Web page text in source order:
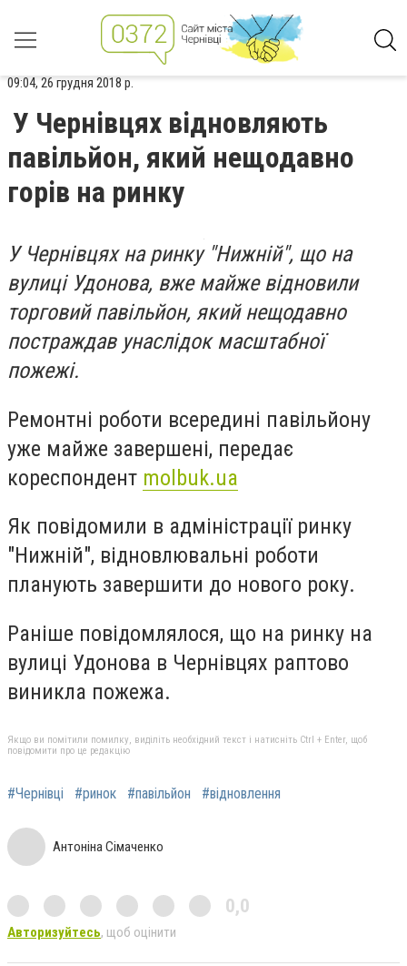
09:04, 26 грудня 2018 р.
У Чернівцях відновляють
павільйон, який нещодавно
горів на ринку
У Чернівцях на ринку "Нижній", що на
вулиці Удонова, вже майже відновили
торговий павільйон, який нещодавно
постраждав унаслідок масштабної
пожежі.
Ремонтні роботи всередині павільйону
уже майже завершені, передає
кореспондент molbuk.ua
Як повідомили в адміністрації ринку
"Нижній", відновлювальні роботи
планують завершити до нового року.
Раніше повідомлялося, що на ринку на
вулиці Удонова в Чернівцях раптово
виникла пожежа.
Якщо ви помітили помилку, виділіть необхідний текст і натисніть Ctrl + Enter, щоб
повідомити про це редакцію
#Чернівці #ринок #павільйон #відновлення
Антоніна Сімаченко
0,0
Авторизуйтесь, щоб оцінити